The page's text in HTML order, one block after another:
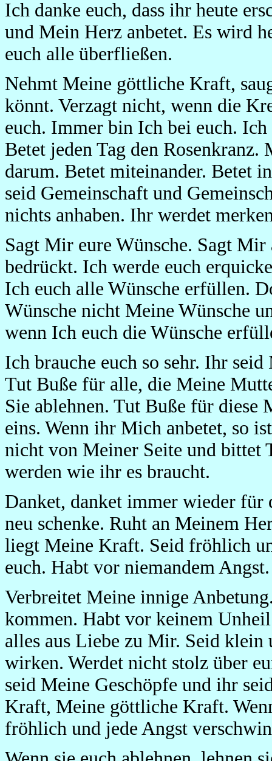
Ich danke euch, dass ihr heute
und Mein Herz anbetet. Es wird
euch alle überfließen.
Nehmt Meine göttliche Kraft,
könnt. Verzagt nicht, wenn die
euch. Immer bin Ich bei euch. Ich
Betet jeden Tag den
darum. Betet miteinander. Betet
seid Gemeinschaft und
nichts anhaben. Ihr werdet
Sagt Mir eure Wünsche. Sagt
bedrückt. Ich werde euch
Ich euch alle Wünsche erfüllen.
Wünsche nicht Meine Wünsche
wenn Ich euch die Wünsche
Ich brauche euch so sehr. Ihr
Tut Buße für alle, die Meine
Sie ablehnen. Tut Buße für diese
eins. Wenn ihr Mich anbetet, so
nicht von Meiner Seite und bittet
werden wie ihr es braucht.
Danket, danket immer wieder
neu schenke. Ruht an Meinem
liegt Meine Kraft. Seid fröhlich
euch. Habt vor niemandem
Verbreitet Meine innige
kommen. Habt vor keinem
alles aus Liebe zu Mir. Seid
wirken. Werdet nicht stolz über
seid Meine Geschöpfe und ihr
Kraft, Meine göttliche Kraft.
fröhlich und jede Angst